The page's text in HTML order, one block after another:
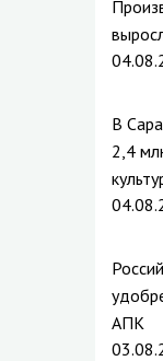
В
2,4
АПК